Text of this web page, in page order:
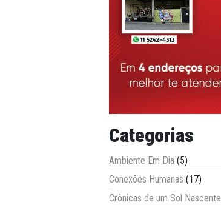
Categorias
Ambiente Em Dia (5)
Conexões Humanas (17)
Crônicas de um Sol Nascente